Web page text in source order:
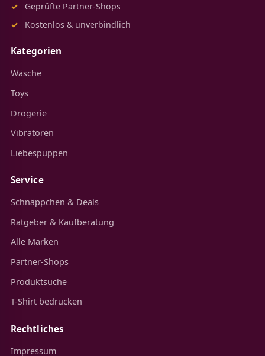
Geprüfte Partner-Shops
Kostenlos & unverbindlich
Kategorien
Wäsche
Toys
Drogerie
Vibratoren
Liebespuppen
Service
Schnäppchen & Deals
Ratgeber & Kaufberatung
Alle Marken
Partner-Shops
Produktsuche
T-Shirt bedrucken
Rechtliches
Impressum